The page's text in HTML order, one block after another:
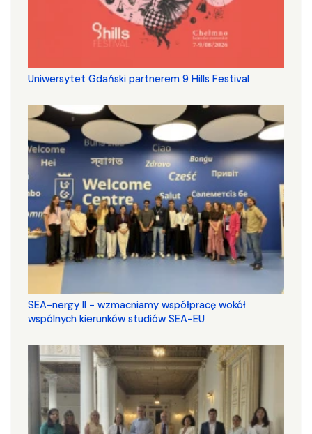
Uniwersytet Gdański partnerem 9 Hills Festival
SEA-nergy II - wzmacniamy współpracę wokół
wspólnych kierunków studiów SEA-EU